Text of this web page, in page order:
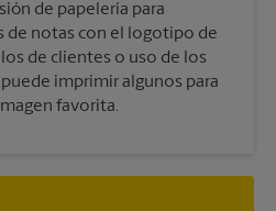
de papelería para
de notas con el logotipo de
de clientes o uso de los
imprimir algunos para
favorita.